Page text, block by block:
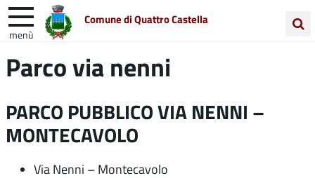
Comune di Quattro Castella
menù
nel
Entra in Comune Vivi Quattro Castella
Parco via nenni
PARCO PUBBLICO VIA NENNI –
MONTECAVOLO
Via Nenni – Montecavolo